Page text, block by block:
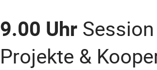
9.00 Uhr
Projekte &